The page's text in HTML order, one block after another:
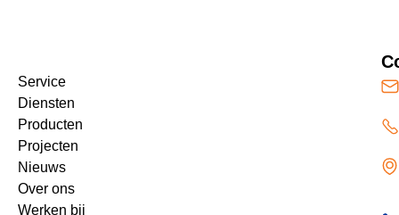
Service
Diensten
Producten
Projecten
Nieuws
Over ons
Werken bij